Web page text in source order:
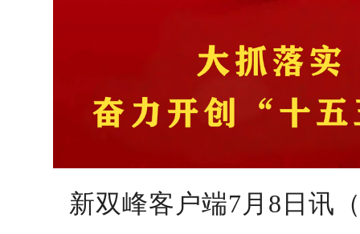
新双峰客户端7月8日讯